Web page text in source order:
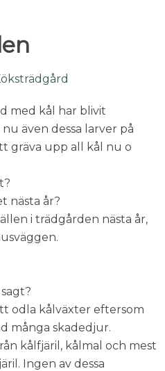
med kål har blivit
även dessa larver på
gräva upp all kål nu o
nästa år?
i trädgården nästa år,
odla kålväxter eftersom
många skadedjur.
kålfjäril, kålmal och mest
Ingen av dessa